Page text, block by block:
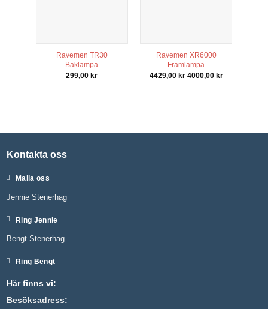
Ravemen TR30
Baklampa
299,00kr
Ravemen XR6000
Framlampa
4429,00kr Det
ursprungliga
4000,00 krDet
nuvarande
Kontakta oss
Maila oss
Jennie Stenerhag
Ring Jennie
Bengt Stenerhag
Ring Bengt
Här finns vi:
Besöksadress: